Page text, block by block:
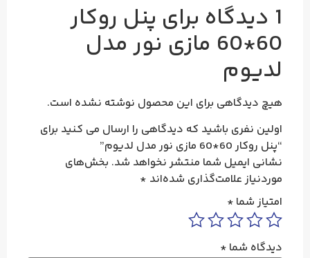
1 دیدگاه برای پنل روکار
60*60 مازی نور مدل
لدیوم
هیچ دیدگاهی برای این محصول نوشته نشده است.
اولین نفری باشید که دیدگاهی را ارسال می کنید برای
“پنل روکار 60*60 مازی نور مدل لدیوم”
نشانی ایمیل شما منتشر نخواهد شد. بخش‌های
موردنیاز علامت‌گذاری شده‌اند *
امتیاز شما *
دیدگاه شما *